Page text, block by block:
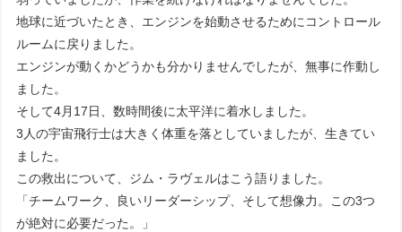
地球に近づいたとき、エンジンを始動させるためにコントロール
ルームに戻りました。
エンジンが動くかどうかも分かりませんでしたが、無事に作動し
ました。
そして4月17日、数時間後に太平洋に着水しました。
3人の宇宙飛行士は大きく体重を落としていましたが、生きてい
ました。
この救出について、ジム・ラヴェルはこう語りました。
「チームワーク、良いリーダーシップ、そして想像力。この3つ
が絶対に必要だった。」